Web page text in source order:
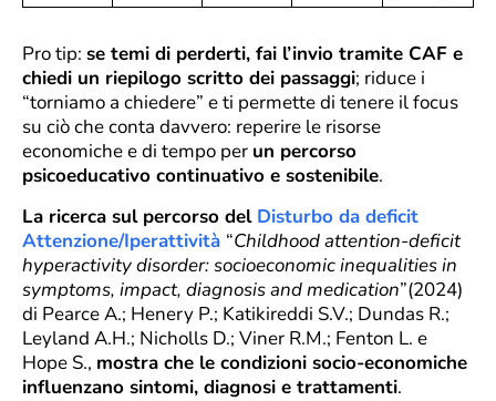
Pro tip: se temi di perderti, fai l’invio tramite CAF e
chiedi un riepilogo scritto dei passaggi; riduce i
“torniamo a chiedere” e ti permette di tenere il focus
su ciò che conta davvero: reperire le risorse
economiche e di tempo per un percorso
psicoeducativo continuativo e sostenibile.
La ricerca sul percorso del Disturbo da deficit
Attenzione/Iperattività “Childhood attention-deficit
hyperactivity disorder: socioeconomic inequalities in
symptoms, impact, diagnosis and medication”(2024)
di Pearce A.; Henery P.; Katikireddi S.V.; Dundas R.;
Leyland A.H.; Nicholls D.; Viner R.M.; Fenton L. e
Hope S., mostra che le condizioni socio-economiche
influenzano sintomi, diagnosi e trattamenti.